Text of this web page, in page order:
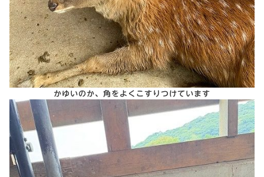
かゆいのか、角をよくこすりつけています